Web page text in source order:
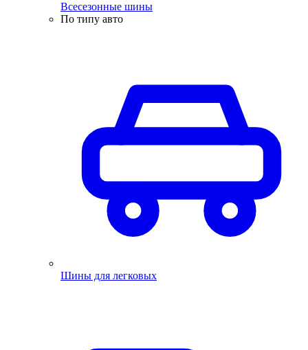
Всесезонные шины
По типу авто
Шины для легковых